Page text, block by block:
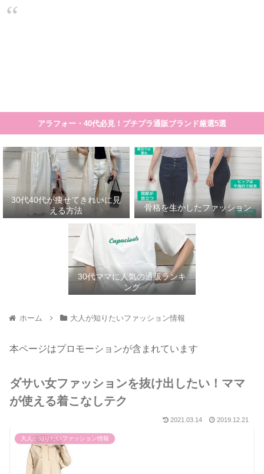
アラフォー・40代必見！プチプラ通販ブランド厳選5選
30代40代が痩せてきれいに見
える方法
骨格を生かしたファッション
30代ママに人気の通販ランキ
ング
ホーム 大人が知りたいファッション情報
本ページはプロモーションが含まれています
ダサい女ファッションを抜け出したい！ママ
が使える着こなしテク
2021.03.14 2019.12.21
大人が知りたいファッション情報